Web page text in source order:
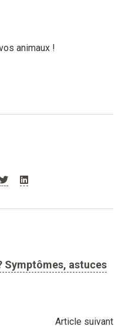
animaux !
Symptômes, astuces
Article suivant